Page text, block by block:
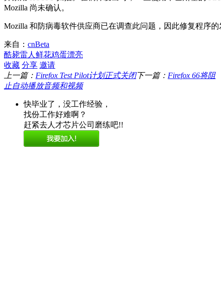
Mozilla 尚未确认。
Mozilla 和防病毒软件供应商已在调查此问题，因此修复程序
来自： cnBeta
酷毙雷人 鲜花鸡蛋漂亮
收藏 分享 邀请
上一篇： Firefox Test Pilot计划正式关闭下一篇： Firefox 66将阻
止自动播放音频和视频
快毕业了，没工作经验，
找份工作好难啊？
赶紧去人才芯片公司磨练吧!!